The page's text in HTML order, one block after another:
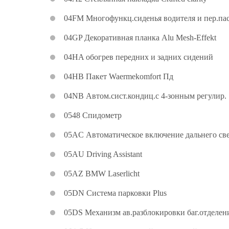
04FM Многофункц.сиденья водителя и
04GP Декоративная планка Alu Mesh-Effekt
04HA обогрев передних и задних сидений
04HB Пакет Waermekomfort Пд
04NB Автом.сист.кондиц.с 4-зонным регулир.
0548 Спидометр
05AC Автоматическое включение дальнего
05AU Driving Assistant
05AZ BMW Laserlicht
05DN Система парковки Plus
05DS Механизм ав.разблокировки